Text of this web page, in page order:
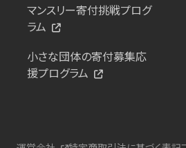
マンスリー寄付挑戦プログ
ラム
小さな団体の寄付募集応
援プログラム